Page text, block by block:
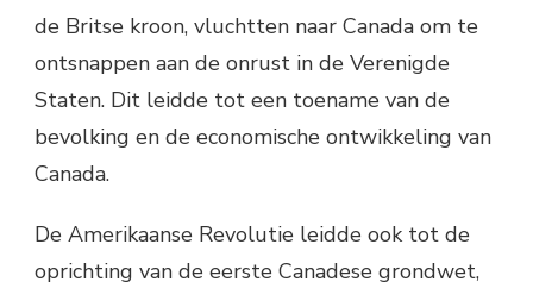
de Britse kroon, vluchtten naar Canada om te
ontsnappen aan de onrust in de Verenigde
Staten. Dit leidde tot een toename van de
bevolking en de economische ontwikkeling van
Canada.
De Amerikaanse Revolutie leidde ook tot de
oprichting van de eerste Canadese grondwet,